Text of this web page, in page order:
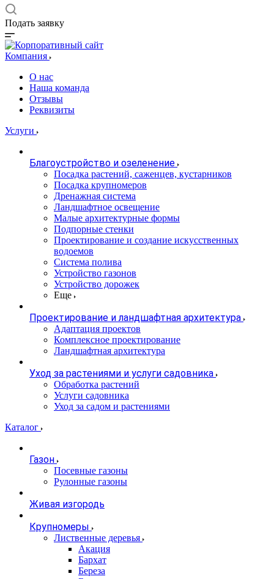
Подать заявку
Компания
О нас
Наша команда
Отзывы
Реквизиты
Услуги
Благоустройство и озеленение
Посадка растений, саженцев, кустарников
Посадка крупномеров
Дренажная система
Ландшафтное освещение
Малые архитектурные формы
Подпорные стенки
Проектирование и создание искусственных
водоемов
Система полива
Устройство газонов
Устройство дорожек
Еще
Проектирование и ландшафтная архитектура
Адаптация проектов
Комплексное проектирование
Ландшафтная архитектура
Уход за растениями и услуги садовника
Обработка растений
Услуги садовника
Уход за садом и растениями
Каталог
Газон
Посевные газоны
Рулонные газоны
Живая изгородь
Крупномеры
Лиственные деревья
Акация
Бархат
Береза